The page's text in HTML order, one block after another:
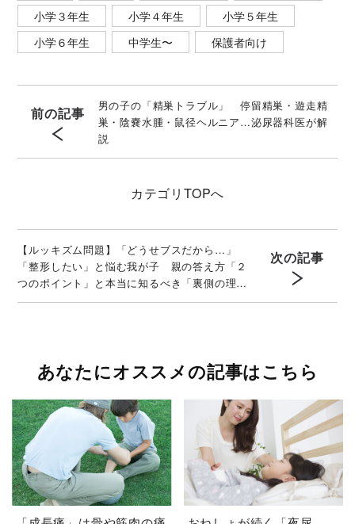
小学３年生
小学４年生
小学５年生
小学６年生
中学生〜 保護者向け
前の記事
男の子の「精巣トラブル」 停留精巣・遊走精
巣・陰嚢水腫・鼠径ヘルニア…泌尿器科医が解
説
カテゴリ TOPへ
【ルッキズム問題】「どうせブスだから…」
「整形したい」と悩む我が子 親の答え方「２
つのポイント」と本当に知るべき「裏側の理
由」
次の記事
あなたにオススメの記事はこちら